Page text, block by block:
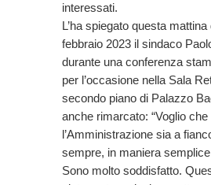
interessati.
L’ha spiegato questa
febbraio 2023 il sindaco
durante una conferenza
per l’occasione nella Sala
secondo piano di Palazzo
anche rimarcato: “Voglio che
l’Amministrazione sia a
sempre, in maniera
Sono molto soddisfatto.